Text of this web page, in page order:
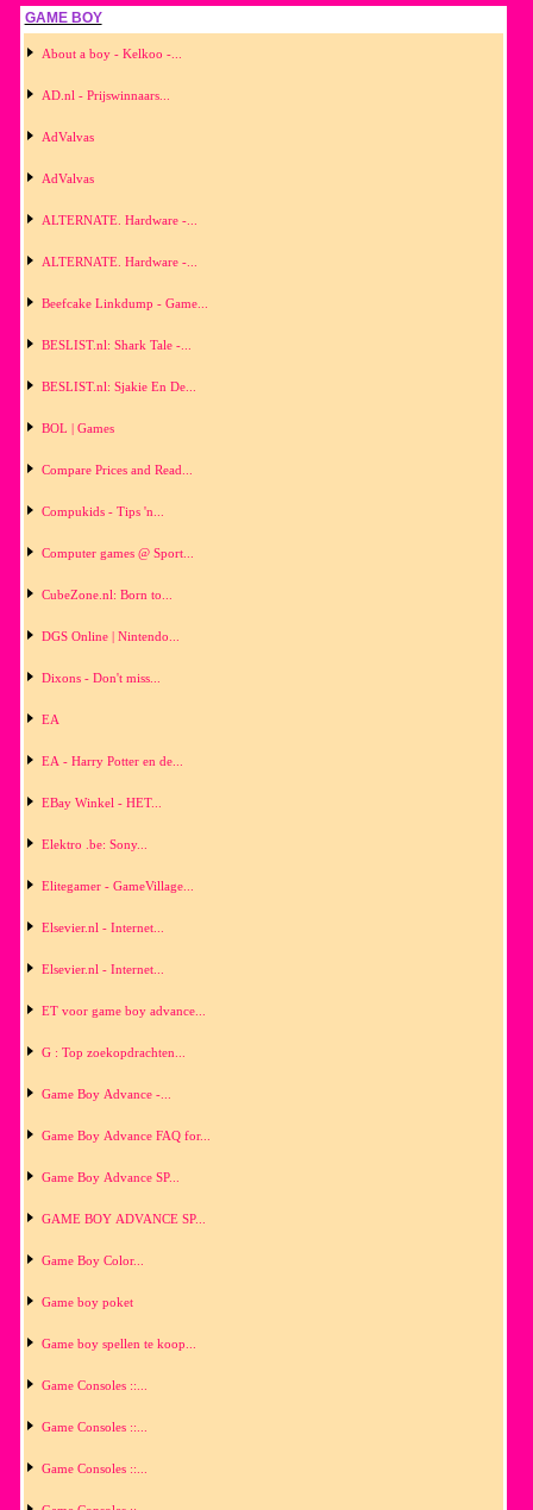
GAME BOY
About a boy - Kelkoo -...
AD.nl - Prijswinnaars...
AdValvas
AdValvas
ALTERNATE. Hardware -...
ALTERNATE. Hardware -...
Beefcake Linkdump - Game...
BESLIST.nl: Shark Tale -...
BESLIST.nl: Sjakie En De...
BOL | Games
Compare Prices and Read...
Compukids - Tips 'n...
Computer games @ Sport...
CubeZone.nl: Born to...
DGS Online | Nintendo...
Dixons - Don't miss...
EA
EA - Harry Potter en de...
EBay Winkel - HET...
Elektro .be: Sony...
Elitegamer - GameVillage...
Elsevier.nl - Internet...
Elsevier.nl - Internet...
ET voor game boy advance...
G : Top zoekopdrachten...
Game Boy Advance -...
Game Boy Advance FAQ for...
Game Boy Advance SP...
GAME BOY ADVANCE SP...
Game Boy Color...
Game boy poket
Game boy spellen te koop...
Game Consoles ::...
Game Consoles ::...
Game Consoles ::...